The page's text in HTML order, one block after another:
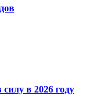
в 2026 году